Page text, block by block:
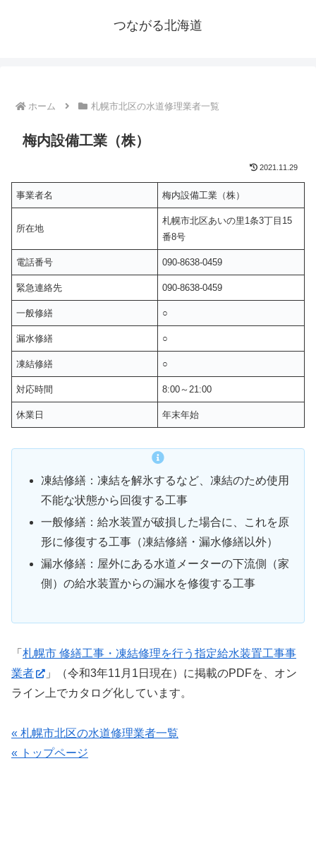
つながる北海道
ホーム 札幌市北区の水道修理業者一覧
梅内設備工業（株）
2021.11.29
事業者名 梅内設備工業（株）
所在地
札幌市北区あいの里1条3丁目15
番8号
電話番号 090-8638-0459
緊急連絡先 090-8638-0459
一般修繕 ○
漏水修繕 ○
凍結修繕 ○
対応時間 8:00～21:00
休業日 年末年始
凍結修繕：凍結を解氷するなど、凍結のため使用
不能な状態から回復する工事
一般修繕：給水装置が破損した場合に、これを原
形に修復する工事（凍結修繕・漏水修繕以外）
漏水修繕：屋外にある水道メーターの下流側（家
側）の給水装置からの漏水を修復する工事
「 札幌市 修繕工事・凍結修理を行う指定給水装置工事事
業者
」（令和3年11月1日現在）に掲載のPDFを、オン
ライン上でカタログ化しています。
« 札幌市北区の水道修理業者一覧
« トップページ